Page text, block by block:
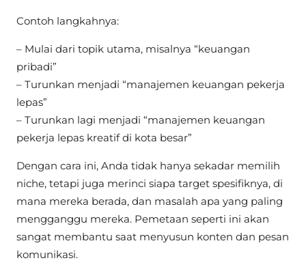
Contoh langkahnya:
– Mulai dari topik utama, misalnya “keuangan
pribadi”
– Turunkan menjadi “manajemen keuangan pekerja
lepas”
– Turunkan lagi menjadi “manajemen keuangan
pekerja lepas kreatif di kota besar”
Dengan cara ini, Anda tidak hanya sekadar memilih
niche, tetapi juga merinci siapa target spesifiknya, di
mana mereka berada, dan masalah apa yang paling
mengganggu mereka. Pemetaan seperti ini akan
sangat membantu saat menyusun konten dan pesan
komunikasi.